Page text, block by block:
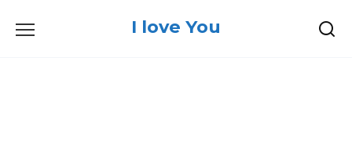
I love You